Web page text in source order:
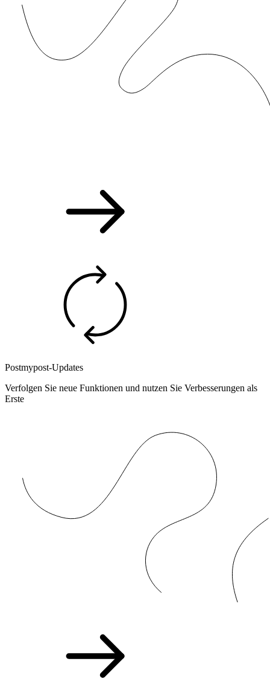
Postmypost-Updates
Verfolgen Sie neue Funktionen und nutzen Sie Verbesserungen als
Erste